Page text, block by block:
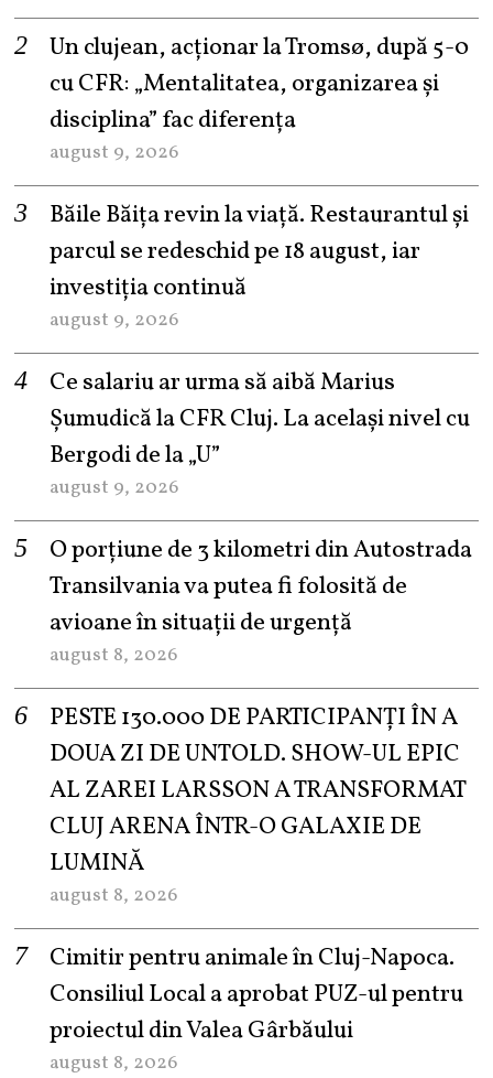
Un clujean, acționar la Tromsø, după 5-0
cu CFR: „Mentalitatea, organizarea și
disciplina” fac diferența
august 9, 2026
Băile Băița revin la viață. Restaurantul și
parcul se redeschid pe 18 august, iar
investiția continuă
august 9, 2026
Ce salariu ar urma să aibă Marius
Șumudică la CFR Cluj. La același nivel cu
Bergodi de la „U”
august 9, 2026
O porțiune de 3 kilometri din Autostrada
Transilvania va putea fi folosită de
avioane în situații de urgență
august 8, 2026
PESTE 130.000 DE PARTICIPANȚI ÎN A
DOUA ZI DE UNTOLD. SHOW-UL EPIC
AL ZAREI LARSSON A TRANSFORMAT
CLUJ ARENA ÎNTR-O GALAXIE DE
LUMINĂ
august 8, 2026
Cimitir pentru animale în Cluj-Napoca.
Consiliul Local a aprobat PUZ-ul pentru
proiectul din Valea Gârbăului
august 8, 2026